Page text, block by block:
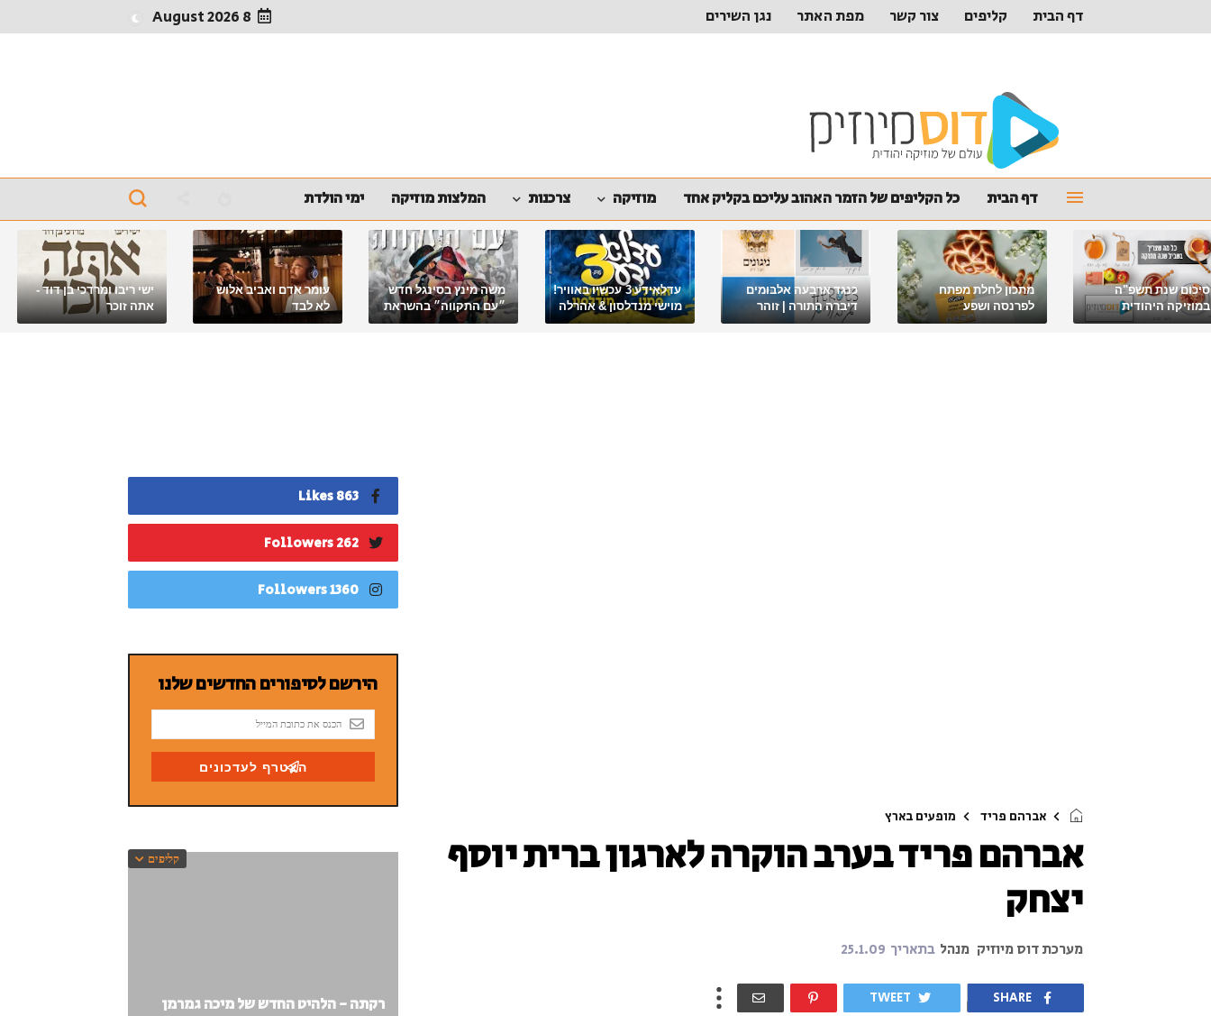
דף הבית קליפים צור קשר מפת האתר נגן השירים 8 August 2026
דף הבית כל הקליפים של הזמר האהוב עליכם בקליק אחד מוזיקה צרכנות המלצות מוזיקה ימי הולדת
סיכום שנת תשפ"ה
במוזיקה היהודית
מתכון לחלת מפתח
לפרנסה ושפע
כנגד ארבעה אלבומים
דיברה התורה | זוהר
מלאכי
עדלאידע 3 עכשיו באוויר!
מוישי מנדלסון & אהרלה
סאמעט באלבום פורימי
משה מינץ בסינגל חדש
״עם התקווה״ בהשראת
ארגון "ביחד ננצח"
עומר אדם ואביב אלוש
לא לבד
ישי ריבו ומרדכי בן דוד -
אתה זוכר
אברהם פריד מופעים בארץ
אברהם פריד בערב הוקרה לארגון ברית יוסף
יצחק
מערכת דוס מיוזיק מנהל בתאריך 25.1.09
SHARE
TWEET
863 Likes
262 Followers
1360 Followers
קליפים
רקתה - הלהיט החדש של מיכה גמרמן